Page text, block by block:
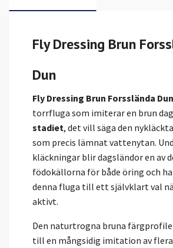
Fly Dressing Brun
Dun
Fly Dressing Brun Forsslända Dun
torrfluga som imiterar en brun
stadiet, det vill säga den
som precis lämnat vattenytan.
kläckningar blir dagsländor en av
födokällorna för både öring och
denna fluga till ett självklart val
aktivt.
Den naturtrogna bruna
till en mångsidig imitation av